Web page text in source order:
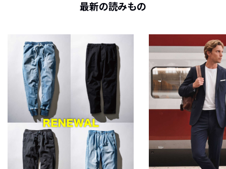
最新の読みもの